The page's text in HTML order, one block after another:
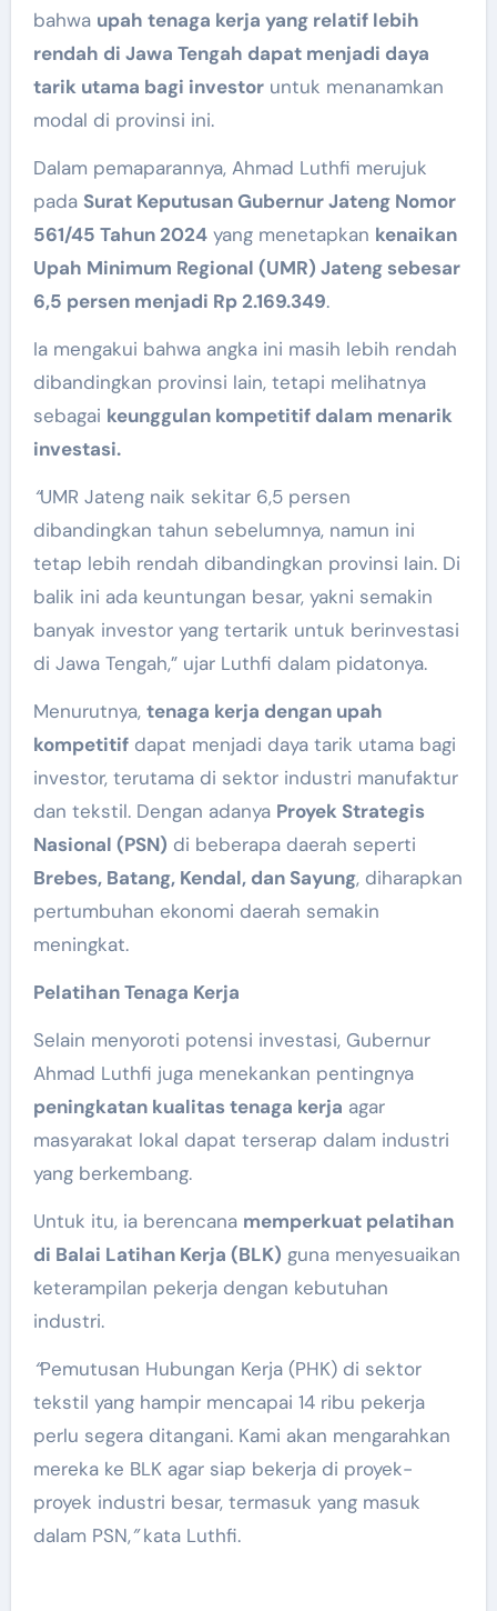
bahwa upah tenaga kerja yang relatif lebih
rendah di Jawa Tengah dapat menjadi daya
tarik utama bagi investoruntuk menanamkan
modal di provinsi ini.
Dalam pemaparannya, Ahmad Luthfi merujuk
pada Surat Keputusan Gubernur Jateng Nomor
561/45 Tahun 2024yang menetapkan kenaikan
Upah Minimum Regional (UMR) Jateng sebesar
6,5 persen menjadi Rp 2.169.349.
Ia mengakui bahwa angka ini masih lebih rendah
dibandingkan provinsi lain, tetapi melihatnya
sebagai keunggulan kompetitif dalam menarik
investasi.
“UMR Jateng naik sekitar 6,5 persen
dibandingkan tahun sebelumnya, namun ini
tetap lebih rendah dibandingkan provinsi lain. Di
balik ini ada keuntungan besar, yakni semakin
banyak investor yang tertarik untuk berinvestasi
di Jawa Tengah,” ujar Luthfi dalam pidatonya.
Menurutnya, tenaga kerja dengan upah
kompetitifdapat menjadi daya tarik utama bagi
investor, terutama di sektor industri manufaktur
dan tekstil. Dengan adanya Proyek Strategis
Nasional (PSN) di beberapa daerah seperti
Brebes, Batang, Kendal, dan Sayung, diharapkan
pertumbuhan ekonomi daerah semakin
meningkat.
Pelatihan Tenaga Kerja
Selain menyoroti potensi investasi, Gubernur
Ahmad Luthfi juga menekankan pentingnya
peningkatan kualitas tenaga kerja agar
masyarakat lokal dapat terserap dalam industri
yang berkembang.
Untuk itu, ia berencana memperkuat pelatihan
di Balai Latihan Kerja (BLK) guna menyesuaikan
keterampilan pekerja dengan kebutuhan
industri.
“Pemutusan Hubungan Kerja (PHK) di sektor
tekstil yang hampir mencapai 14 ribu pekerja
perlu segera ditangani. Kami akan mengarahkan
mereka ke BLK agar siap bekerja di proyek-
proyek industri besar, termasuk yang masuk
dalam PSN,”kata Luthfi.